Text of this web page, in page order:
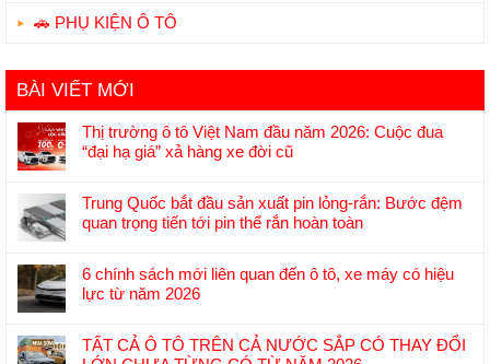
🚗 PHỤ KIỆN Ô TÔ
BÀI VIẾT MỚI
Thị trường ô tô Việt Nam đầu năm 2026: Cuộc đua
“đại hạ giá” xả hàng xe đời cũ
có
bình
luận
Thị
trường
Việt
Trung Quốc bắt đầu sản xuất pin lỏng-rắn: Bước đệm
quan trọng tiến tới pin thể rắn hoàn toàn
có
bình
luận
Trung
6 chính sách mới liên quan đến ô tô, xe máy có hiệu
lực từ năm 2026
có
bình
TẤT CẢ Ô TÔ TRÊN CẢ NƯỚC SẮP CÓ THAY ĐỔI